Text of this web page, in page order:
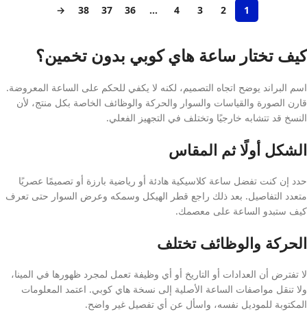
1
2
3
4
…
36
37
38
→
كيف تختار ساعة هاي كوبي بدون تخمين؟
اسم البراند يوضح اتجاه التصميم، لكنه لا يكفي للحكم على الساعة المعروضة.
قارن الصورة والقياسات والسوار والحركة والوظائف الخاصة بكل منتج، لأن
النسخ قد تتشابه خارجيًا وتختلف في التجهيز الفعلي.
الشكل أولًا ثم المقاس
حدد إن كنت تفضل ساعة كلاسيكية هادئة أو رياضية بارزة أو تصميمًا عصريًا
متعدد التفاصيل. بعد ذلك راجع قطر الهيكل وسمكه وعرض السوار حتى تعرف
كيف ستبدو الساعة على معصمك.
الحركة والوظائف تختلف
لا تفترض أن العدادات أو التاريخ أو أي وظيفة تعمل لمجرد ظهورها في المينا،
ولا تنقل مواصفات الساعة الأصلية إلى نسخة هاي كوبي. اعتمد المعلومات
المكتوبة للموديل نفسه، واسأل عن أي تفصيل غير واضح.